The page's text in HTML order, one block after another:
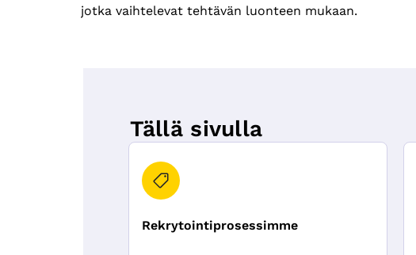
jotka vaihtelevat tehtävän luonteen mukaan.
Tällä sivulla
Rekrytointiprosessimme